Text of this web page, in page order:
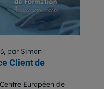
par Simon
Client de
Européen de